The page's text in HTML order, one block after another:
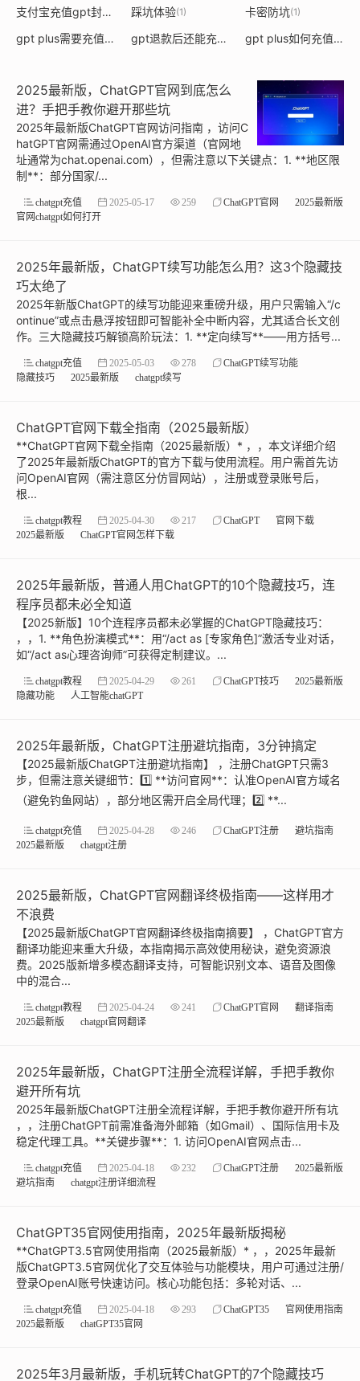
支付宝充值gpt封号 踩坑体验(1) 卡密防坑(1)
gpt plus需要充值多少 (1) gpt退款后还能充值吗 (1) gpt plus如何充值最安全
2025最新版，ChatGPT官网到底怎么
进？手把手教你避开那些坑
2025年最新版ChatGPT官网访问指南 ，访问C
hatGPT官网需通过OpenAI官方渠道（官网地
址通常为chat.openai.com），但需注意以下关键点：1. **地区限
制**：部分国家/...
chatgpt充值 2025-05-17 259 ChatGPT官网
2025最新版
官网chatgpt如何打开
2025年最新版，ChatGPT续写功能怎么用？这3个隐藏技
巧太绝了
2025年新版ChatGPT的续写功能迎来重磅升级，用户只需输入“/c
ontinue”或点击悬浮按钮即可智能补全中断内容，尤其适合长文创
作。三大隐藏技巧解锁高阶玩法：1. **定向续写**——用方括号...
chatgpt充值 2025-05-03 278
ChatGPT续写功能
隐藏技巧
2025最新版 chatgpt续写
ChatGPT官网下载全指南（2025最新版）
**ChatGPT官网下载全指南（2025最新版）* ，，本文详细介绍
了2025年最新版ChatGPT的官方下载与使用流程。用户需首先访
问OpenAI官网（需注意区分仿冒网站），注册或登录账号后，
根...
chatgpt教程 2025-04-30 217 ChatGPT
官网下载
2025最新版
ChatGPT官网怎样下载
2025年最新版，普通人用ChatGPT的10个隐藏技巧，连
程序员都未必全知道
【2025新版】10个连程序员都未必掌握的ChatGPT隐藏技巧：
，，1. **角色扮演模式**：用“/act as [专家角色]”激活专业对话，
如“/act as心理咨询师”可获得定制建议。...
chatgpt教程 2025-04-29 261 ChatGPT技巧
2025最新版
隐藏功能
人工智能chatGPT
2025年最新版，ChatGPT注册避坑指南，3分钟搞定
【2025最新版ChatGPT注册避坑指南】 ，注册ChatGPT只需3
步，但需注意关键细节：1️⃣ **访问官网**：认准OpenAI官方域名
（避免钓鱼网站），部分地区需开启全局代理；2️⃣ **...
chatgpt充值 2025-04-28 246 ChatGPT注册
避坑指南
2025最新版
chatgpt注册
2025最新版，ChatGPT官网翻译终极指南——这样用才
不浪费
【2025最新版ChatGPT官网翻译终极指南摘要】 ，ChatGPT官方
翻译功能迎来重大升级，本指南揭示高效使用秘诀，避免资源浪
费。2025版新增多模态翻译支持，可智能识别文本、语音及图像
中的混合...
chatgpt教程 2025-04-24 241 ChatGPT官网
翻译指南
2025最新版
chatgpt官网翻译
2025年最新版，ChatGPT注册全流程详解，手把手教你
避开所有坑
2025年最新版ChatGPT注册全流程详解，手把手教你避开所有坑
，，注册ChatGPT前需准备海外邮箱（如Gmail）、国际信用卡及
稳定代理工具。**关键步骤**：1. 访问OpenAI官网点击...
chatgpt充值 2025-04-18 232 ChatGPT注册
2025最新版
避坑指南
chatgpt注册详细流程
ChatGPT35官网使用指南，2025年最新版揭秘
**ChatGPT3.5官网使用指南（2025最新版）* ，，2025年最新
版ChatGPT3.5官网优化了交互体验与功能模块，用户可通过注册/
登录OpenAI账号快速访问。核心功能包括：多轮对话、...
chatgpt充值 2025-04-18 293 ChatGPT35
官网使用指南
2025最新版
chatGPT35官网
2025年3月最新版，手机玩转ChatGPT的7个隐藏技巧